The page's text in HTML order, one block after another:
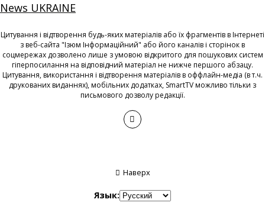
News UKRAINE
Цитування і відтворення будь-яких матеріалів або їх фрагментів в Інтернеті
з веб-сайта "Ізюм Інформаційний" або його каналів і сторінок в
соцмережах дозволено лише з умовою відкритого для пошукових систем
гіперпосилання на відповідний матеріал не нижче першого абзацу.
Цитування, використання і відтворення матеріалів в оффлайн-медіа (в т.ч.
друкованих виданнях), мобільних додатках, SmartTV можливо тільки з
письмового дозволу редакції.
Наверх
Язык: